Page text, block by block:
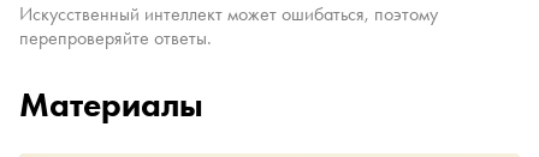
Искусственный интеллект может ошибаться, поэтому
перепроверяйте ответы.
Материалы